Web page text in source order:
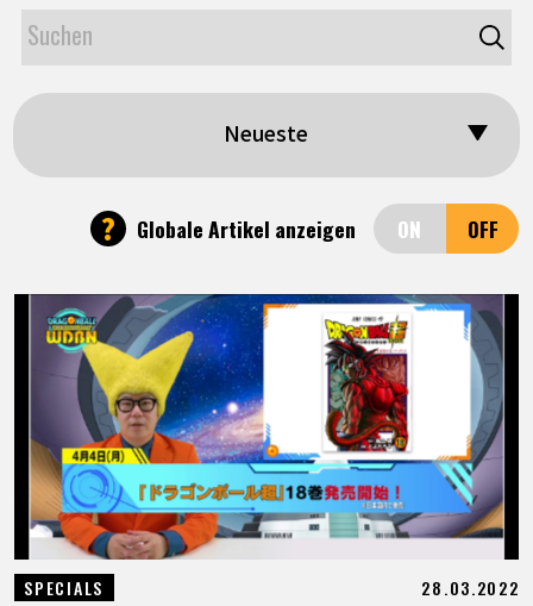
VIDEOS
SPECIALS
JP
EN FR DE ES
Neueste
? Globale Artikel anzeigen
SPECIALS 28.03.2022